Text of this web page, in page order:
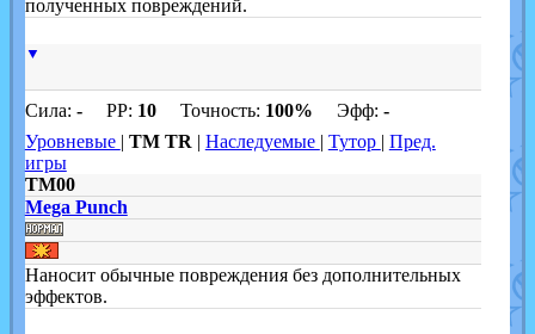
полученных повреждений.
▼
Сила: -PP: 10Точность: 100% Эфф: -
Уровневые | TM TR | Наследуемые | Тутор | Пред.
игры
TM00
Mega Punch
Наносит обычные повреждения без дополнительных
эффектов.